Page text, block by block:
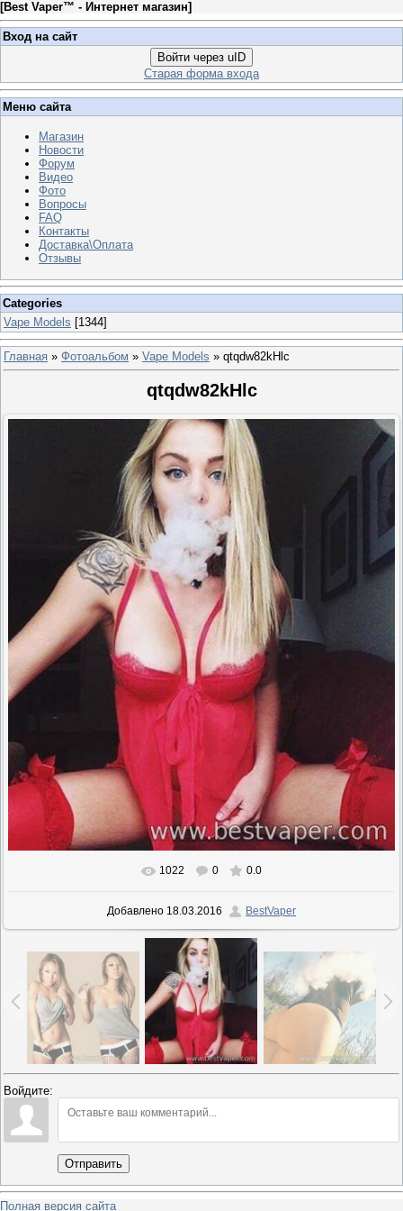
[Best Vaper™ - Интернет магазин]
Вход на сайт
Войти через uID
Старая форма входа
Меню сайта
Магазин
Новости
Форум
Видео
Фото
Вопросы
FAQ
Контакты
Доставка\Оплата
Отзывы
Categories
Vape Models [1344]
Главная » Фотоальбом » Vape Models » qtqdw82kHlc
qtqdw82kHlc
В реальном размере 652x726
1022 0 0.0
Добавлено 18.03.2016 BestVaper
Войдите:
Отправить
Полная версия сайта